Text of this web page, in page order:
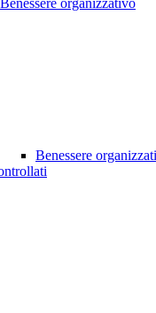
Benessere organizzativo
Benessere